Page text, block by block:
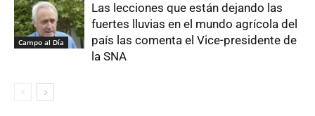
Campo al Día
Las lecciones que están dejando las
fuertes lluvias en el mundo agrícola del
país las comenta el Vice-presidente de
la SNA